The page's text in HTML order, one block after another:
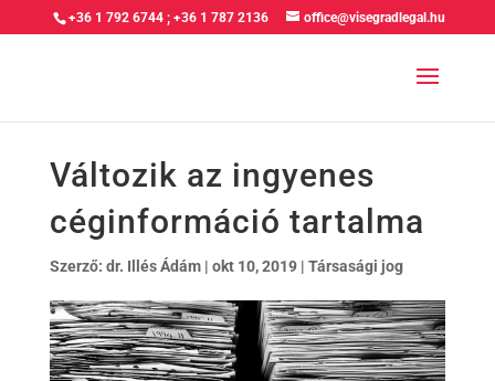
+36 1 792 6744 ;+36 1 787 2136 office@visegradlegal.hu
Változik az ingyenes
céginformáció tartalma
Szerző: dr. Illés Ádám| okt 10, 2019| Társasági jog